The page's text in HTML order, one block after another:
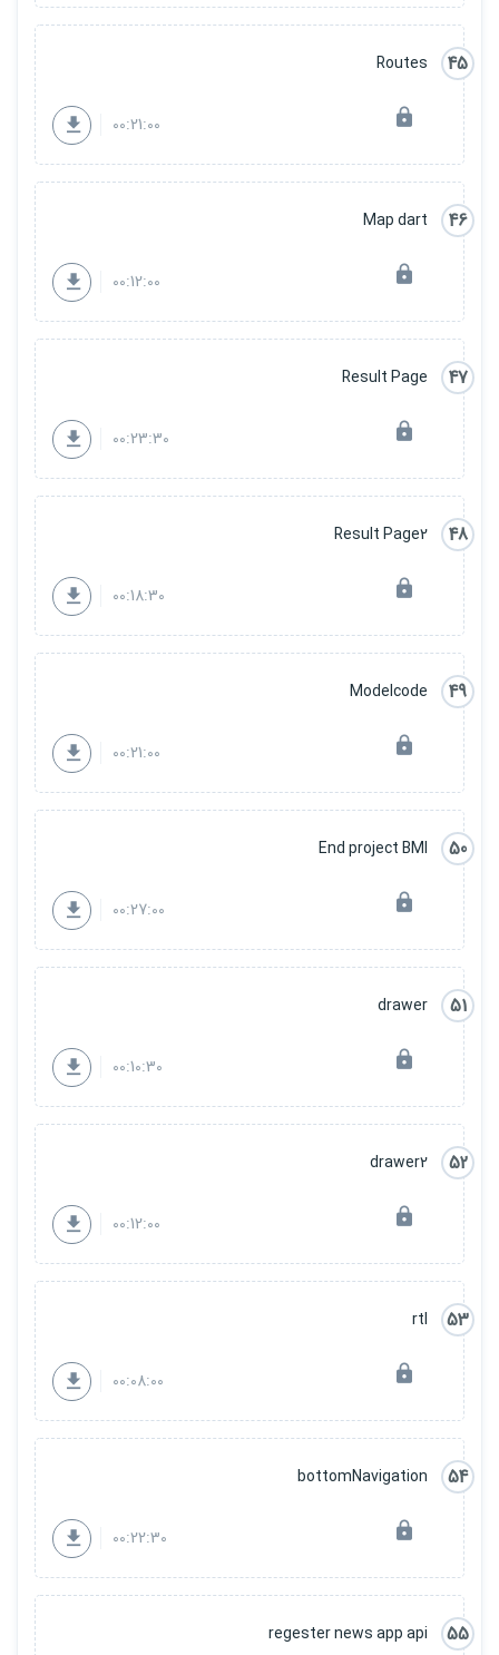
45
Routes
00:21:00
46
Map dart
00:12:00
47
Result Page
00:23:30
48
Result Page2
00:18:30
49
Modelcode
00:21:00
50
End project BMI
00:27:00
51
drawer
00:10:30
52
drawer2
00:12:00
53
rtl
00:08:00
54
bottomNavigation
00:22:30
55
regester news app api